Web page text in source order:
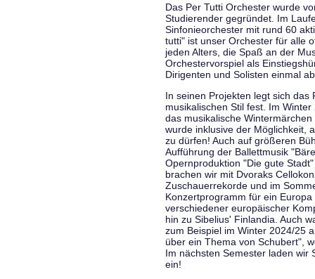
Das Per Tutti Orchester wurde
Studierender gegründet. Im
Sinfonieorchester mit rund 60
tutti" ist unser Orchester für alle
jeden Alters, die Spaß an der
Orchestervorspiel als
Dirigenten und Solisten einmal
In seinen Projekten legt sich das
musikalischen Stil fest. Im
das musikalische
wurde inklusive der Möglichkeit,
zu dürfen! Auch auf größeren
Aufführung der Ballettmusik
Opernproduktion "Die gute
brachen wir mit Dvoraks
Zuschauerrekorde und im
Konzertprogramm für ein
verschiedener europäischer
hin zu Sibelius' Finlandia. Auch
zum Beispiel im Winter 2024/25
über ein Thema von Schubert",
Im nächsten Semester laden wir
ein!